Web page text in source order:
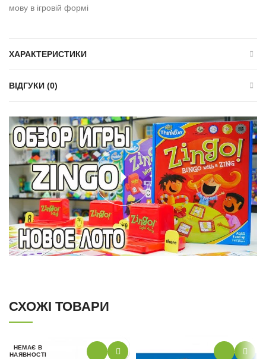
мову в ігровій формі
ХАРАКТЕРИСТИКИ
ВІДГУКИ (0)
СХОЖІ ТОВАРИ
НЕМАЄ В
НАЯВНОСТІ